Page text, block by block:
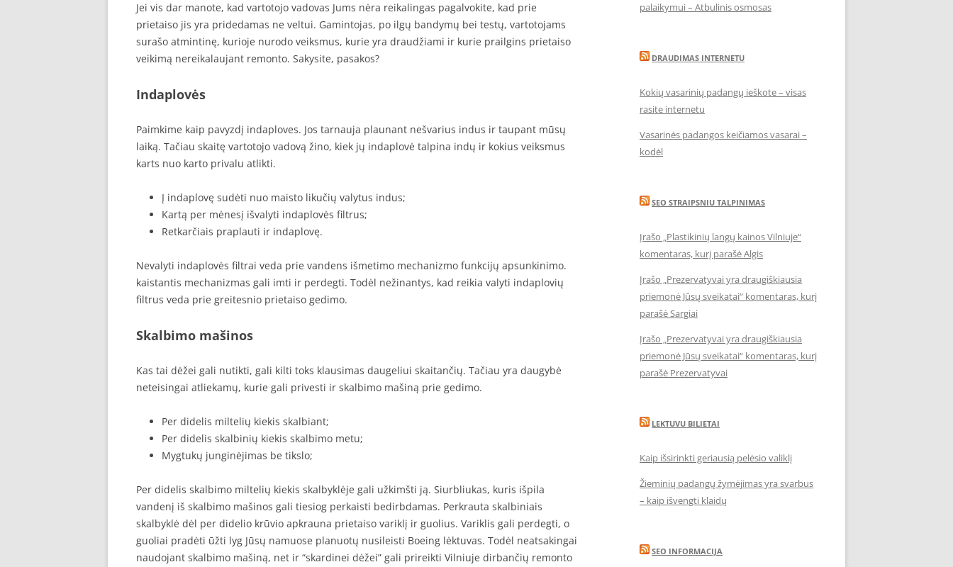
Jei vis dar manote, kad vartotojo vadovas Jums nėra reikalingas pagalvokite, kad prie
prietaiso jis yra pridedamas ne veltui. Gamintojas, po ilgų bandymų bei testų, vartotojams
surašo atmintinę, kurioje nurodo veiksmus, kurie yra draudžiami ir kurie prailgins prietaiso
veikimą nereikalaujant remonto. Sakysite, pasakos?
Indaplovės
Paimkime kaip pavyzdį indaploves. Jos tarnauja plaunant nešvarius indus ir taupant mūsų
laiką. Tačiau skaitę vartotojo vadovą žino, kiek jų indaplovė talpina indų ir kokius veiksmus
karts nuo karto privalu atlikti.
Į indaplovę sudėti nuo maisto likučių valytus indus;
Kartą per mėnesį išvalyti indaplovės filtrus;
Retkarčiais praplauti ir indaplovę.
Nevalyti indaplovės filtrai veda prie vandens išmetimo mechanizmo funkcijų apsunkinimo.
kaistantis mechanizmas gali imti ir perdegti. Todėl nežinantys, kad reikia valyti indaplovių
filtrus veda prie greitesnio prietaiso gedimo.
Skalbimo mašinos
Kas tai dėžei gali nutikti, gali kilti toks klausimas daugeliui skaitančių. Tačiau yra daugybė
neteisingai atliekamų, kurie gali privesti ir skalbimo mašiną prie gedimo.
Per didelis miltelių kiekis skalbiant;
Per didelis skalbinių kiekis skalbimo metu;
Mygtukų junginėjimas be tikslo;
Per didelis skalbimo miltelių kiekis skalbyklėje gali užkimšti ją. Siurbliukas, kuris išpila
vandenį iš skalbimo mašinos gali tiesiog perkaisti bedirbdamas. Perkrauta skalbiniais
skalbyklė dėl per didelio krūvio apkrauna prietaiso variklį ir guolius. Variklis gali perdegti, o
guoliai pradėti ūžti lyg Jūsų namuose planuotų nusileisti Boeing lėktuvas. Todėl neatsakingai
naudojant skalbimo mašiną, net ir “skardinei dėžei” gali prireikti Vilniuje dirbančių remonto
palaikymui – Atbulinis osmosas
DRAUDIMAS INTERNETU
Kokių vasarinių padangų ieškote – visas
rasite internetu
Vasarinės padangos keičiamos vasarai –
kodėl
SEO STRAIPSNIU TALPINIMAS
Įrašo „Plastikinių langų kainos Vilniuje“
komentaras, kurį parašė Algis
Įrašo „Prezervatyvai yra draugiškiausia
priemonė Jūsų sveikatai“ komentaras, kurį
parašė Sargiai
Įrašo „Prezervatyvai yra draugiškiausia
priemonė Jūsų sveikatai“ komentaras, kurį
parašė Prezervatyvai
LEKTUVU BILIETAI
Kaip išsirinkti geriausią pelėsio valiklį
Žieminių padangų žymėjimas yra svarbus
– kaip išvengti klaidų
SEO INFORMACIJA